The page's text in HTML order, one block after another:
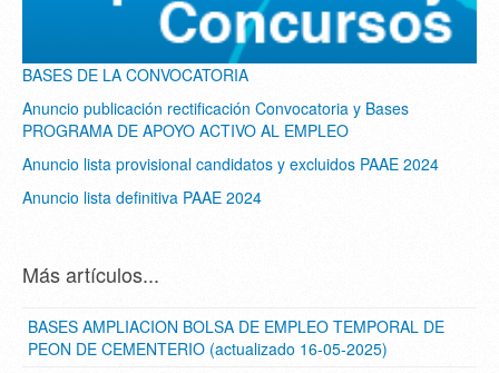
BASES DE LA CONVOCATORIA
Anuncio publicación rectificación Convocatoria y Bases
PROGRAMA DE APOYO ACTIVO AL EMPLEO
Anuncio lista provisional candidatos y excluidos PAAE 2024
Anuncio lista definitiva PAAE 2024
Más artículos...
BASES AMPLIACION BOLSA DE EMPLEO TEMPORAL DE
PEON DE CEMENTERIO (actualizado 16-05-2025)